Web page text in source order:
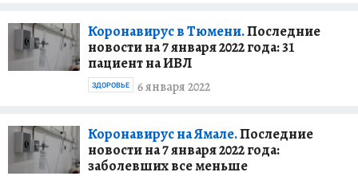
Коронавирус в Тюмени.Последние
новости на 7 января 2022 года: 31
пациент на ИВЛ
6 января 2022
ЗДОРОВЬЕ
Коронавирус на Ямале.Последние
новости на 7 января 2022 года:
заболевших все меньше